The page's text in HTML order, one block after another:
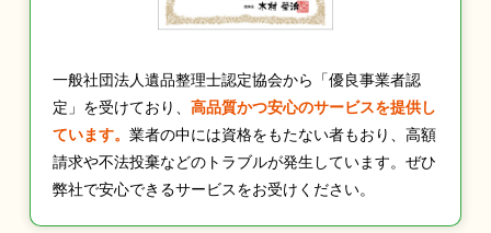
一般社団法人遺品整理士認定協会から「優良事業者認
定」を受けており、 高品質かつ安心のサービスを提供し
ています。 業者の中には資格をもたない者もおり、高額
請求や不法投棄などのトラブルが発生しています。ぜひ
弊社で安心できるサービスをお受けください。